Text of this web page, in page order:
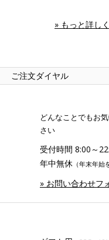
» もっと詳しく
ご注文ダイヤル
どんなことでもお
さい
受付時間 8:00～
年中無休 （年末年始
» お問い合わせフ